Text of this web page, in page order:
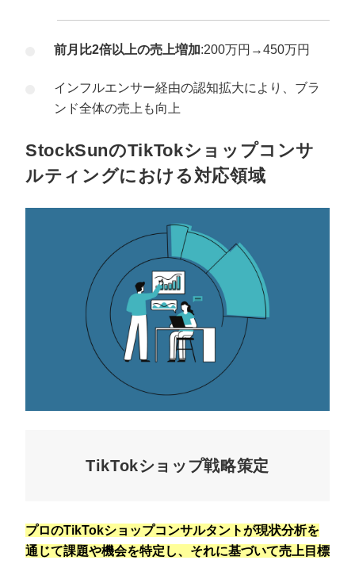
前月比2倍以上の売上増加:200万円→450万円
インフルエンサー経由の認知拡大により、ブラ
ンド全体の売上も向上
StockSunのTikTokショップコンサ
ルティングにおける対応領域
TikTokショップ戦略策定
プロのTikTokショップコンサルタントが現状分析を
通じて課題や機会を特定し、それに基づいて売上目標